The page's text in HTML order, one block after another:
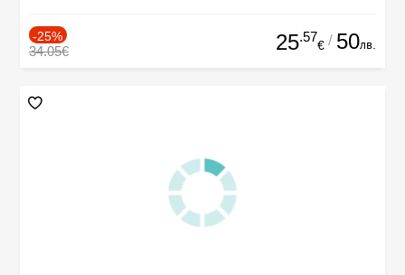
-25%
34.05€ 25.57
€ / 50лв.